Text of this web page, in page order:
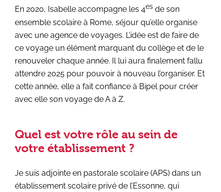
En 2020, Isabelle accompagne les 4es de son
ensemble scolaire à Rome, séjour qu’elle organise
avec une agence de voyages. L’idée est de faire de
ce voyage un élément marquant du collège et de le
renouveler chaque année. Il lui aura finalement fallu
attendre 2025 pour pouvoir à nouveau l’organiser. Et
cette année, elle a fait confiance à Bipel pour créer
avec elle son voyage de A à Z.
Quel est votre rôle au sein de
votre établissement ?
Je suis adjointe en pastorale scolaire (APS) dans un
établissement scolaire privé de l’Essonne, qui